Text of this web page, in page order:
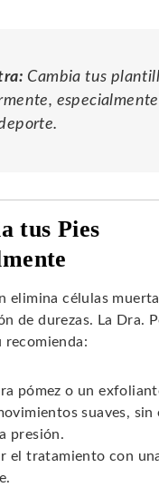
Cambia tus
tus Pies
elimina células
de durezas. La Dra.
pómez o un
suaves, sin
presión.
el tratamiento con